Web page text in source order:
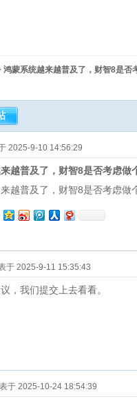
鸿蒙系统越来越普及了，财智8是否
2025-9-10 14:56:29
越普及了，财智8是否考虑做
越普及了，财智8是否考虑做
于 2025-9-11 15:35:43
，我们提交上去看看。
于 2025-10-24 18:54:39